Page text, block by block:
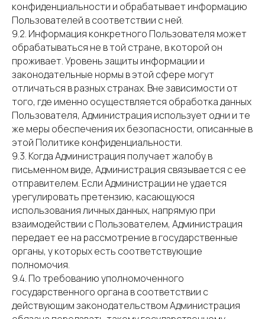
конфиденциальности и обрабатывает информацию
Пользователей в соответствии с ней.
9.2. Информация конкретного Пользователя может
обрабатываться не в той стране, в которой он
проживает. Уровень защиты информации и
законодательные нормы в этой сфере могут
отличаться в разных странах. Вне зависимости от
того, где именно осуществляется обработка данных
Пользователя, Администрация использует одни и те
же меры обеспечения их безопасности, описанные в
этой Политике конфиденциальности.
9.3. Когда Администрация получает жалобу в
письменном виде, Администрация связывается с ее
отправителем. Если Администрации не удается
урегулировать претензию, касающуюся
использования личных данных, напрямую при
взаимодействии с Пользователем, Администрация
передает ее на рассмотрение в государственные
органы, у которых есть соответствующие
полномочия.
9.4. По требованию уполномоченного
государственного органа в соответствии с
действующим законодательством Администрация